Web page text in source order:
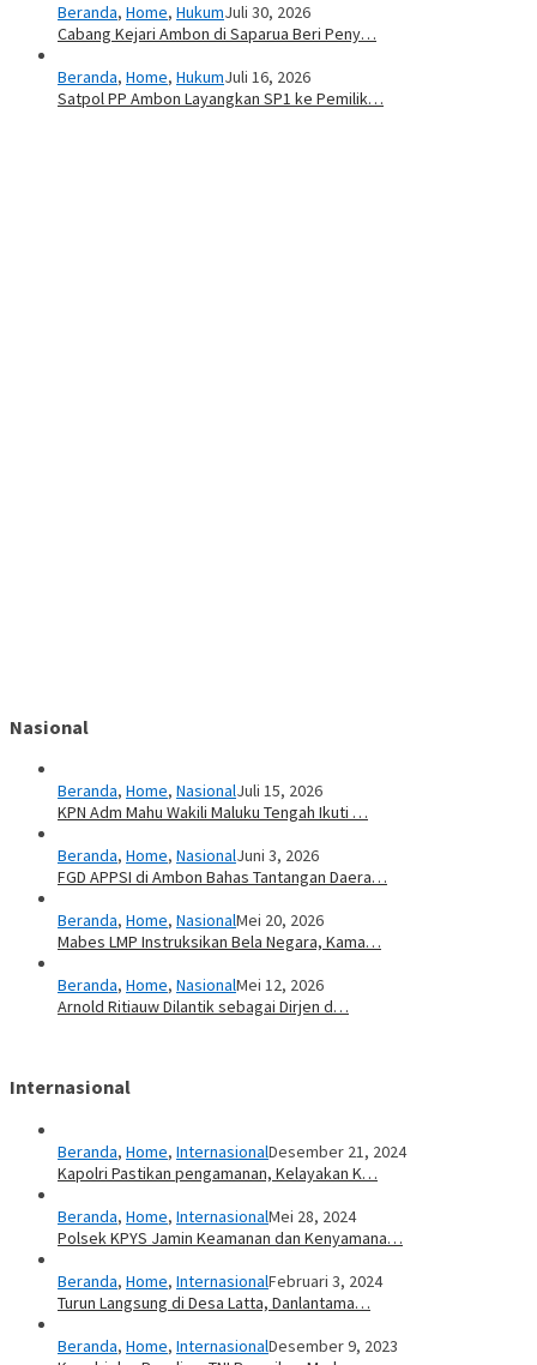
Beranda, Home, HukumJuli 30, 2026
Cabang Kejari Ambon di Saparua Beri Peny…
Beranda, Home, HukumJuli 16, 2026
Satpol PP Ambon Layangkan SP1 ke Pemilik…
Nasional
Beranda, Home, NasionalJuli 15, 2026
KPN Adm Mahu Wakili Maluku Tengah Ikuti …
Beranda, Home, NasionalJuni 3, 2026
FGD APPSI di Ambon Bahas Tantangan Daera…
Beranda, Home, NasionalMei 20, 2026
Mabes LMP Instruksikan Bela Negara, Kama…
Beranda, Home, NasionalMei 12, 2026
Arnold Ritiauw Dilantik sebagai Dirjen d…
Internasional
Beranda, Home, InternasionalDesember 21, 2024
Kapolri Pastikan pengamanan, Kelayakan K…
Beranda, Home, InternasionalMei 28, 2024
Polsek KPYS Jamin Keamanan dan Kenyamana…
Beranda, Home, InternasionalFebruari 3, 2024
Turun Langsung di Desa Latta, Danlantama…
Beranda, Home, InternasionalDesember 9, 2023